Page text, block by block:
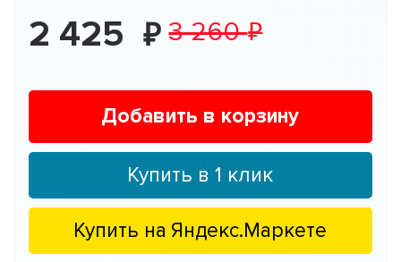
2 425 3 260
Добавить в корзину
Купить в 1 клик
Купить на Яндекс.Маркете